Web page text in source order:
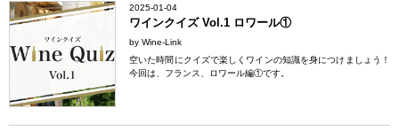
2025-01-04
ワインクイズ Vol.1 ロワール①
by Wine-Link
空いた時間にクイズで楽しくワインの知識を身につけましょう！
今回は、フランス、ロワール編①です。